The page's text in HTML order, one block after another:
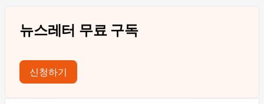
뉴스레터 무료 구독
신청하기